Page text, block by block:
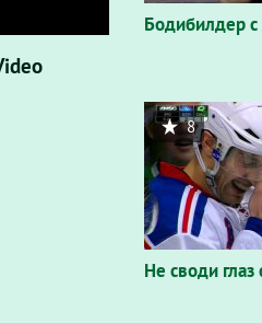
Бодибилдер
Не своди
8